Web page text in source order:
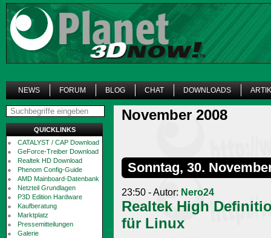
NEWS FORUM BLOG CHAT DOWNLOADS
QUICKLINKS
CATALYST / CAP Download
GeForce-Treiber Download
Realtek HD Download
Phenom Config-Guide
AMD Mainboard-Datenbank
Netzteil Grundlagen
P3D Edition Hardware
Kaufberatung
Marktplatz
Pressemitteilungen
Galerie
November 2008
Sonntag, 30.
23:50 - Autor: Nero24
Realtek High
für Linux